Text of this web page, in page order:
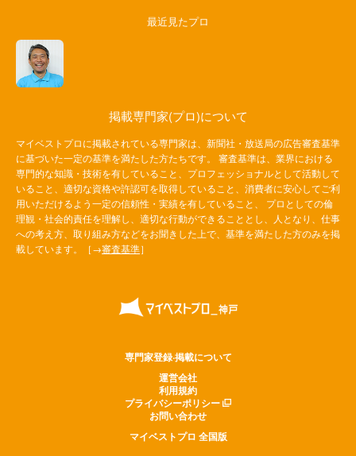
最近見たプロ
掲載専門家(プロ)について
マイベストプロに掲載されている専門家は、新聞社・放送局の広告審査基準
に基づいた一定の基準を満たした方たちです。 審査基準は、業界における
専門的な知識・技術を有していること、プロフェッショナルとして活動して
いること、適切な資格や許認可を取得していること、消費者に安心してご利
用いただけるよう一定の信頼性・実績を有していること、 プロとしての倫
理観・社会的責任を理解し、適切な行動ができることとし、人となり、仕事
への考え方、取り組み方などをお聞きした上で、基準を満たした方のみを掲
載しています。［→審査基準］
専門家登録·掲載について
運営会社
利用規約
プライバシーポリシー
お問い合わせ
マイベストプロ 全国版